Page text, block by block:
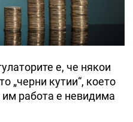
е, че някои
„черни кутии“, което
работа е невидима